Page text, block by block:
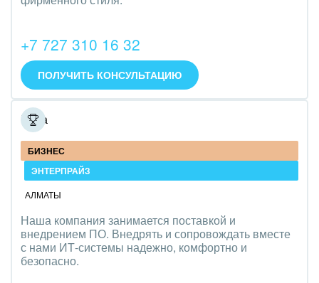
+7 727 310 16 32
ПОЛУЧИТЬ КОНСУЛЬТАЦИЮ
Ёлва
БИЗНЕС
ЭНТЕРПРАЙЗ
АЛМАТЫ
Наша компания занимается поставкой и
внедрением ПО. Внедрять и сопровождать вместе
с нами ИТ-системы надежно, комфортно и
безопасно.